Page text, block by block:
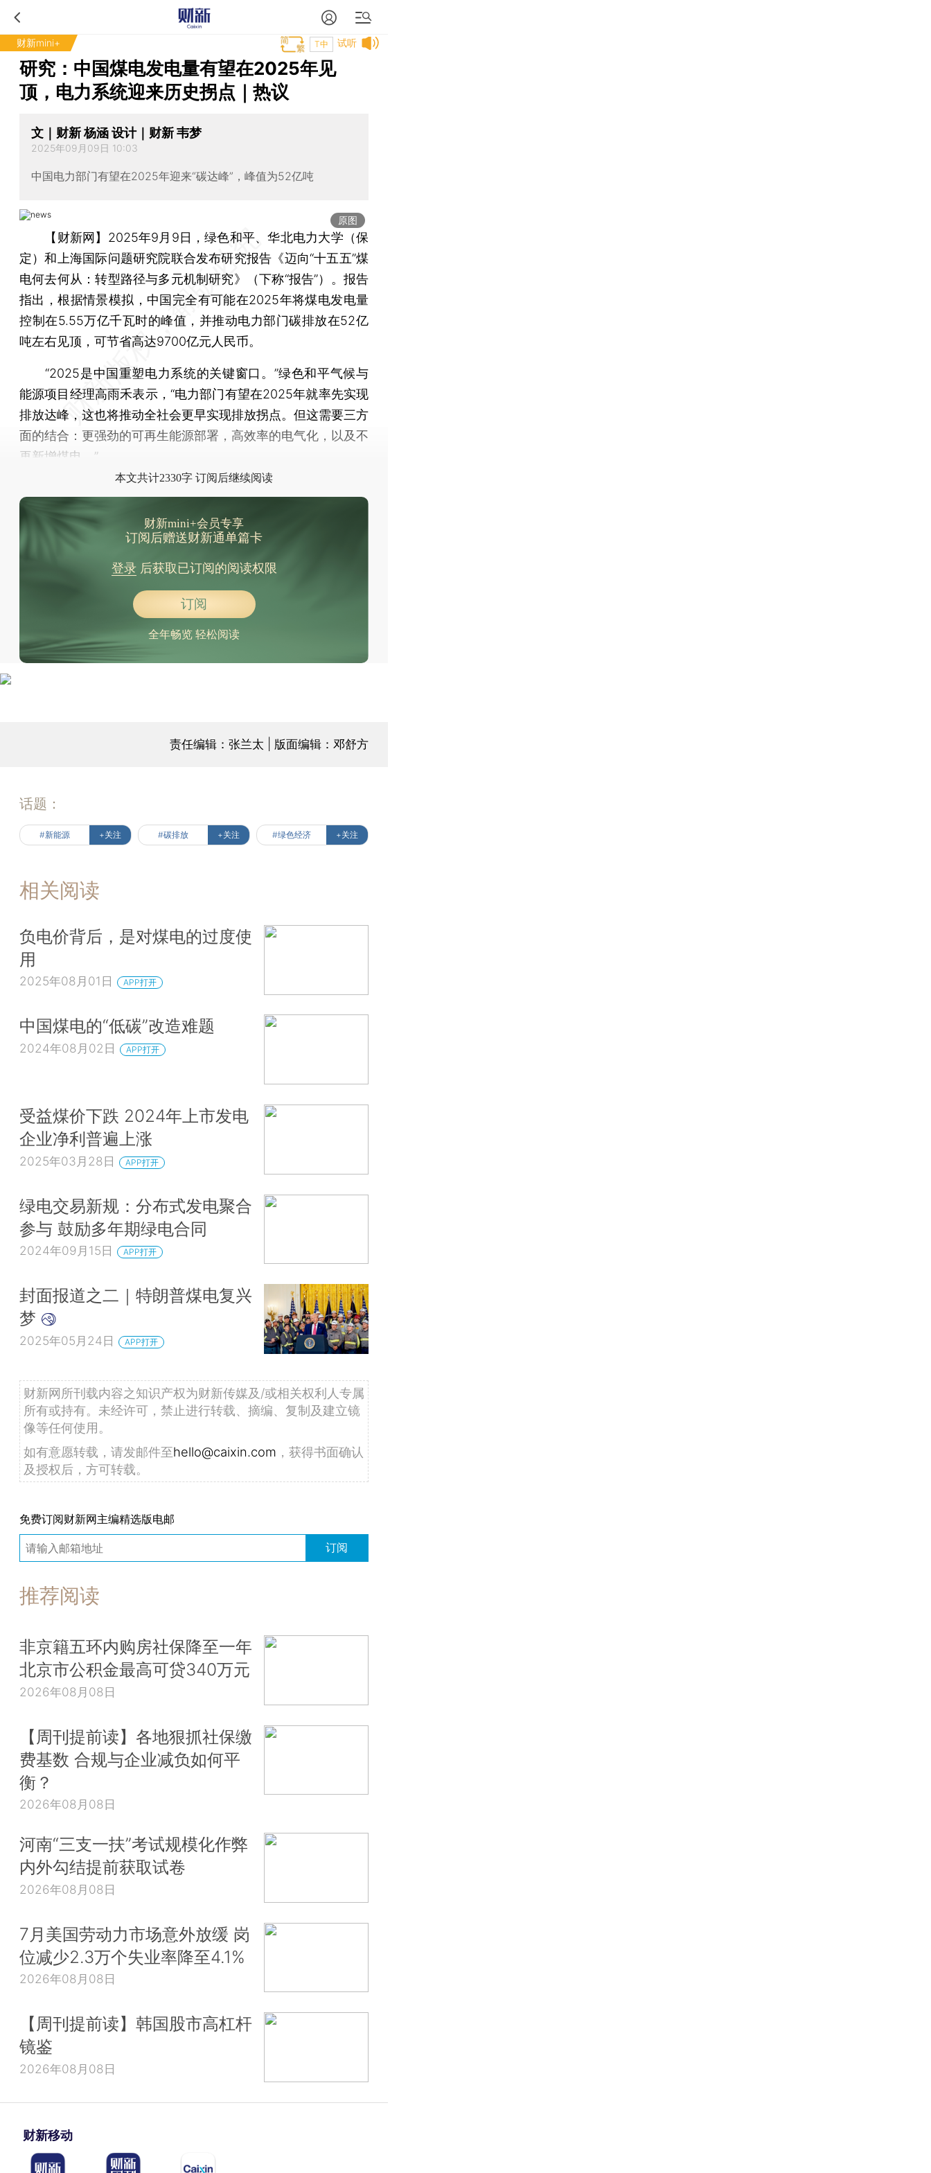
财新mini+ 试听
T中
研究：中国煤电发电量有望在2025年见
顶，电力系统迎来历史拐点｜热议
文｜财新 杨涵 设计｜财新 韦梦
2025年09月09日 10:03
中国电力部门有望在2025年迎来“碳达峰”，峰值为52亿吨
原图
【财新网】 2025年9月9日，绿色和平、华北电力大学（保
定）和上海国际问题研究院联合发布研究报告《迈向“十五五”煤
电何去何从：转型路径与多元机制研究》（下称“报告”）。报告
指出，根据情景模拟，中国完全有可能在2025年将煤电发电量
控制在5.55万亿千瓦时的峰值，并推动电力部门碳排放在52亿
吨左右见顶，可节省高达9700亿元人民币。
“2025是中国重塑电力系统的关键窗口。”绿色和平气候与
能源项目经理高雨禾表示，“电力部门有望在2025年就率先实现
排放达峰，这也将推动全社会更早实现排放拐点。但这需要三方
面的结合：更强劲的可再生能源部署，高效率的电气化，以及不
再新增煤电。”
本文共计2330字 订阅后继续阅读
财新mini+会员专享
订阅后赠送财新通单篇卡
登录后获取已订阅的阅读权限
订阅
全年畅览 轻松阅读
责任编辑：张兰太 | 版面编辑：邓舒方
话题：
#新能源 +关注 #碳排放 +关注 #绿色经济 +关注
相关阅读
负电价背后，是对煤电的过度使
用
2025年08月01日 APP打开
中国煤电的“低碳”改造难题
2024年08月02日 APP打开
受益煤价下跌 2024年上市发电
企业净利普遍上涨
2025年03月28日 APP打开
绿电交易新规：分布式发电聚合
参与 鼓励多年期绿电合同
2024年09月15日 APP打开
封面报道之二｜特朗普煤电复兴
梦
2025年05月24日 APP打开
财新网所刊载内容之知识产权为财新传媒及/或相关权利人专属
所有或持有。未经许可，禁止进行转载、摘编、复制及建立镜
像等任何使用。
如有意愿转载，请发邮件至hello@caixin.com ，获得书面确认
及授权后，方可转载。
免费订阅财新网主编精选版电邮
订阅
推荐阅读
非京籍五环内购房社保降至一年
北京市公积金最高可贷340万元
2026年08月08日
【周刊提前读】各地狠抓社保缴
费基数 合规与企业减负如何平
衡？
2026年08月08日
河南“三支一扶”考试规模化作弊
内外勾结提前获取试卷
2026年08月08日
7月美国劳动力市场意外放缓 岗
位减少2.3万个失业率降至4.1%
2026年08月08日
【周刊提前读】韩国股市高杠杆
镜鉴
2026年08月08日
财新移动